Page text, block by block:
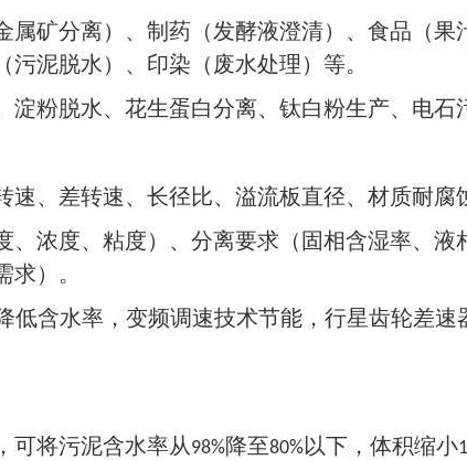
属矿分离）、制药（发酵液澄清）、食品（
泥脱水）、印染（废水处理）等。
淀粉脱水、花生蛋白分离、钛白粉生产、电石
速、差转速、长径比、溢流板直径、材质耐腐
、浓度、粘度）、分离要求（固相含湿率、液
）。
低含水率，变频调速技术节能，行星齿轮差速
可将污泥含水率从98%降至80%以下，体积缩小